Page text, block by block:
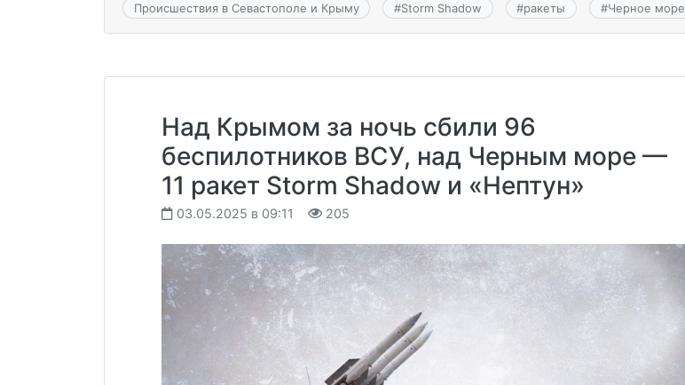
Происшествия в Севастополе и Крыму #Storm Shadow #ракеты #Черное море
Над Крымом за ночь сбили 96
беспилотников ВСУ, над Черным море —
11 ракет Storm Shadow и «Нептун»
03.05.2025 в 09:11 205